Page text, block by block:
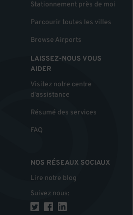
Stationnement près de moi
Parcourir toutes les villes
Browse Airports
LAISSEZ-NOUS VOUS
AIDER
Visitez notre centre
d'assistance
Résumé des services
FAQ
NOS RÉSEAUX SOCIAUX
Lire notre blog
Suivez nous: